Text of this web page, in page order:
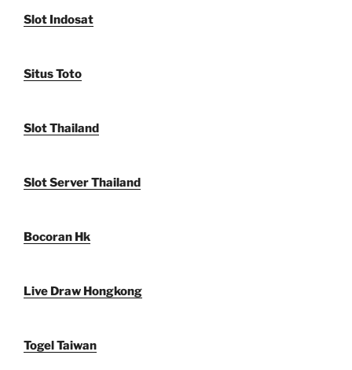
Slot Indosat
Situs Toto
Slot Thailand
Slot Server Thailand
Bocoran Hk
Live Draw Hongkong
Togel Taiwan